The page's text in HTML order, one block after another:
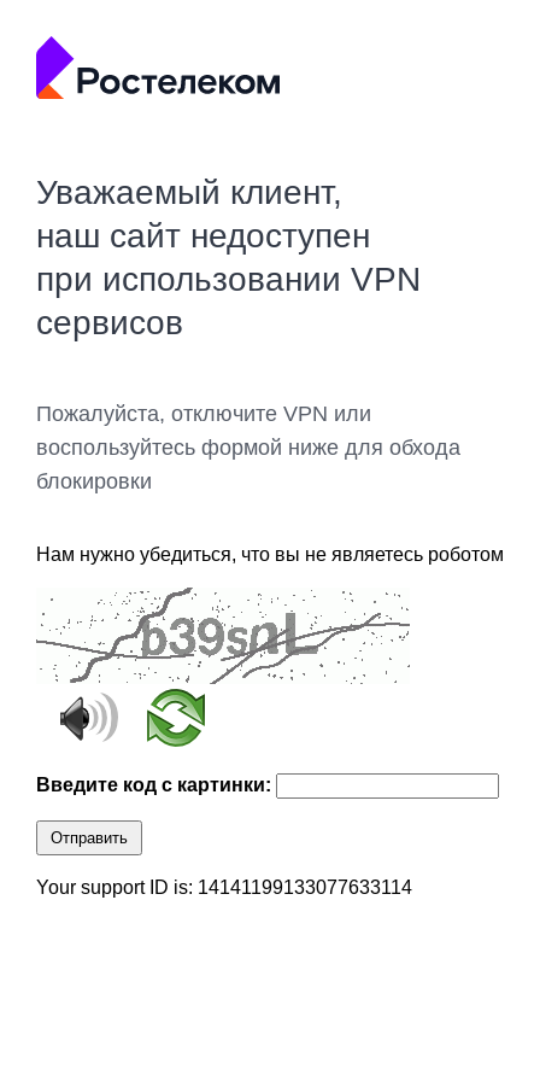
Уважаемый клиент,
наш сайт недоступен
при использовании VPN
сервисов
Пожалуйста, отключите VPN или
воспользуйтесь формой ниже для обхода
блокировки
Нам нужно убедиться, что вы не являетесь роботом
Введите код с картинки:
Отправить
Your support ID is: 14141199133077633114